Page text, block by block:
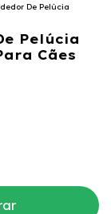
De Pelúcia
Pelúcia
Cães